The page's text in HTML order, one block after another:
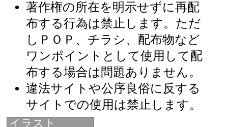
著作権の所在を明示せずに再配
布する行為は禁止します。ただ
しＰＯＰ、チラシ、配布物など
ワンポイントとして使用して配
布する場合は問題ありません。
違法サイトや公序良俗に反する
サイトでの使用は禁止します。
イラスト